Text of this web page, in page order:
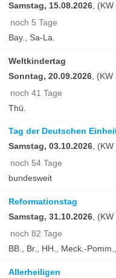
Samstag, 15.08.2026 ,
noch 5 Tage
Bay., Sa-La.
Weltkindertag
Sonntag, 20.09.2026 ,
noch 41 Tage
Thü.
Tag der Deutschen
Samstag, 03.10.2026, (KW
noch 54 Tage
bundesweit
Reformationstag
Samstag, 31.10.2026 ,
noch 82 Tage
BB., Br., HH., Meck.-
Allerheiligen